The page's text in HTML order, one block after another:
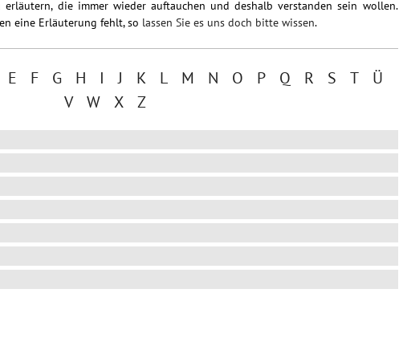
erläutern, die immer wieder auftauchen und deshalb verstanden sein wollen.
eine Erläuterung fehlt, so lassen Sie es uns doch bitte wissen.
E F G H I J K L M N O P Q R S T
Ü
V
W X Z